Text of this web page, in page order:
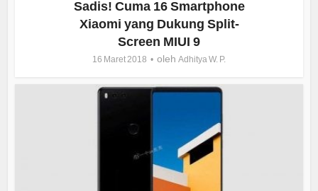
Sadis! Cuma 16 Smartphone
Xiaomi yang Dukung Split-
Screen MIUI 9
16 Maret 2018 oleh Adhitya W. P.